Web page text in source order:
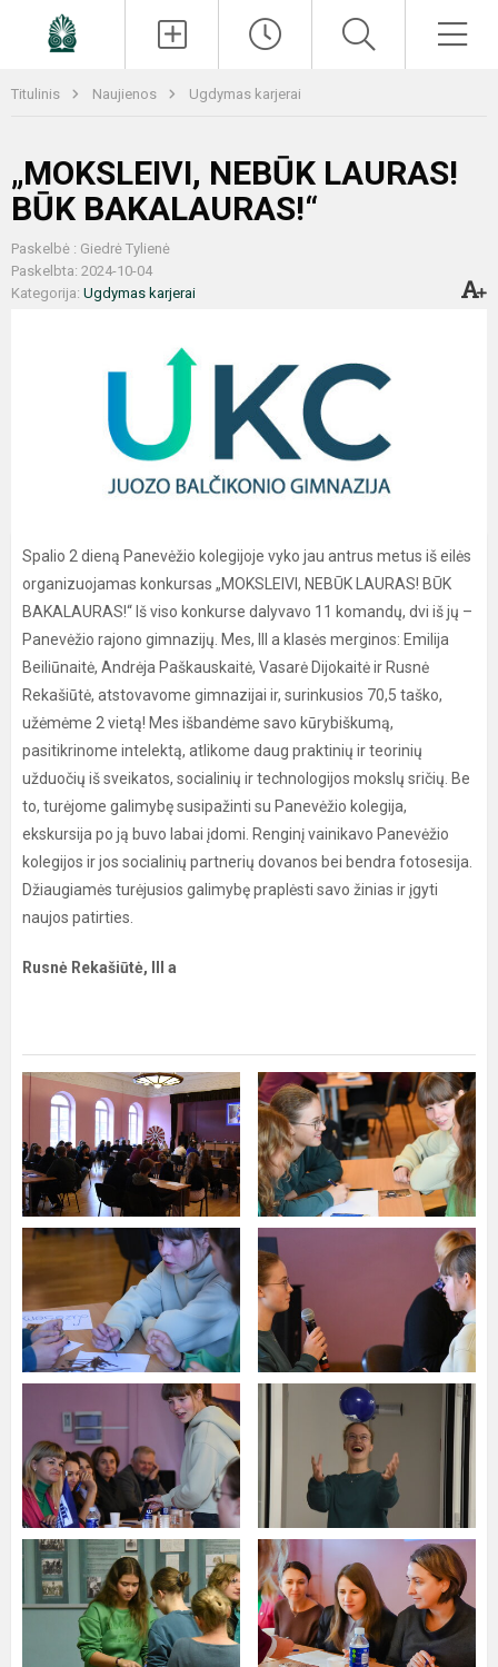
Titulinis Naujienos Ugdymas karjerai
„MOKSLEIVI, NEBŪK LAURAS!
BŪK BAKALAURAS!“
Paskelbė : Giedrė Tylienė
Paskelbta: 2024-10-04
Kategorija: Ugdymas karjerai
Spalio 2 dieną Panevėžio kolegijoje vyko jau antrus metus iš eilės
organizuojamas konkursas „MOKSLEIVI, NEBŪK LAURAS! BŪK
BAKALAURAS!“ Iš viso konkurse dalyvavo 11 komandų, dvi iš jų –
Panevėžio rajono gimnazijų. Mes, III a klasės merginos: Emilija
Beiliūnaitė, Andrėja Paškauskaitė, Vasarė Dijokaitė ir Rusnė
Rekašiūtė, atstovavome gimnazijai ir, surinkusios 70,5 taško,
užėmėme 2 vietą! Mes išbandėme savo kūrybiškumą,
pasitikrinome intelektą, atlikome daug praktinių ir teorinių
užduočių iš sveikatos, socialinių ir technologijos mokslų sričių. Be
to, turėjome galimybę susipažinti su Panevėžio kolegija,
ekskursija po ją buvo labai įdomi. Renginį vainikavo Panevėžio
kolegijos ir jos socialinių partnerių dovanos bei bendra fotosesija.
Džiaugiamės turėjusios galimybę praplėsti savo žinias ir įgyti
naujos patirties.
Rusnė Rekašiūtė, III a